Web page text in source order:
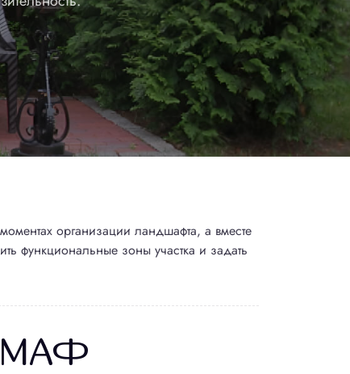
организации ландшафта, а вместе
функциональные зоны участка и задать
МАФ